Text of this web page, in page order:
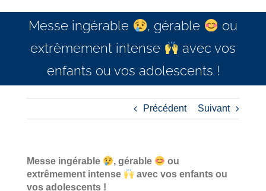
Messe ingérable , gérable
ou
extrêmement intense
avec vos
enfants ou vos adolescents !
Précédent Suivant
Messe ingérable , gérable
ou
extrêmement intense
avec vos enfants ou
vos adolescents !